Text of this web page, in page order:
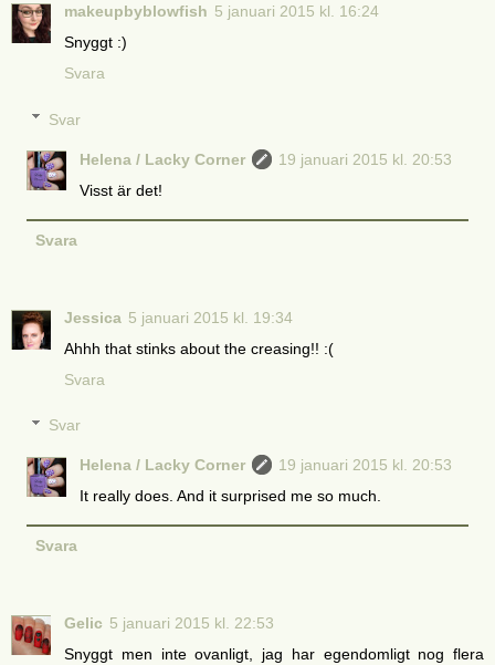
makeupbyblowfish 5 januari 2015 kl. 16:24
Snyggt :)
Svara
Svar
Helena / Lacky Corner
19 januari 2015 kl. 20:53
Visst är det!
Svara
Jessica 5 januari 2015 kl. 19:34
Ahhh that stinks about the creasing!! :(
Svara
Svar
Helena / Lacky Corner
19 januari 2015 kl. 20:53
It really does. And it surprised me so much.
Svara
Gelic 5 januari 2015 kl. 22:53
Snyggt men inte ovanligt, jag har egendomligt nog flera